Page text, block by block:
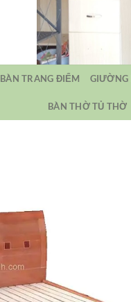
BÀN TRANG ĐIỂM GIƯỜNG
BÀN THỜ TỦ THỜ